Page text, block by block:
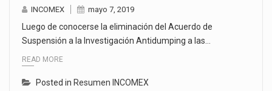
INCOMEX mayo 7, 2019
Luego de conocerse la eliminación del Acuerdo de
Suspensión a la Investigación Antidumping a las…
READ MORE
Posted in Resumen INCOMEX